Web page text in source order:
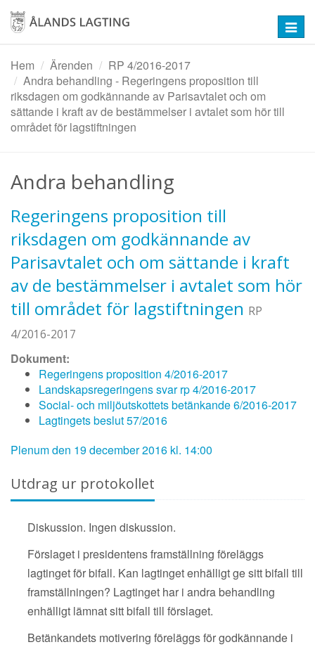
Hoppa
huvudinnehåll
Hem
Ärenden
RP 4/2016-2017
Andra behandling - Regeringens proposition till
riksdagen om godkännande av Parisavtalet och om
sättande i kraft av de bestämmelser i avtalet som hör till
området för lagstiftningen
Andra behandling
Regeringens proposition till
riksdagen om godkännande av
Parisavtalet och om sättande i kraft
av de bestämmelser i avtalet som hör
till området för lagstiftningen RP
4/2016-2017
Dokument:
Regeringens proposition 4/2016-2017
Landskapsregeringens svar rp 4/2016-2017
Social- och miljöutskottets betänkande 6/2016-2017
Lagtingets beslut 57/2016
Plenum den 19 december 2016 kl. 14:00
Utdrag ur protokollet
Diskussion. Ingen diskussion.
Förslaget i presidentens framställning föreläggs
lagtinget för bifall. Kan lagtinget enhälligt ge sitt bifall till
framställningen? Lagtinget har i andra behandling
enhälligt lämnat sitt bifall till förslaget.
Betänkandets motivering föreläggs för godkännande i